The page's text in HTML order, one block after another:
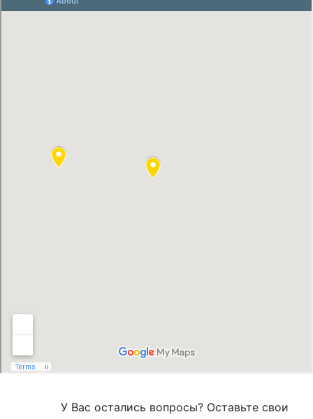
У Вас остались вопросы? Оставьте свои